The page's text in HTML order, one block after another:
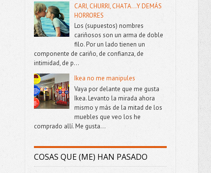
CARI, CHURRI, CHATA...Y DEMÁS
HORRORES
Los (supuestos) nombres
cariñosos son un arma de doble
filo. Por un lado tienen un
componente de cariño, de confianza, de
intimidad, de p...
Ikea no me manipules
Vaya por delante que me gusta
Ikea. Levanto la mirada ahora
mismo y más de la mitad de los
muebles que veo los he
comprado allí. Me gusta...
COSAS QUE (ME) HAN PASADO